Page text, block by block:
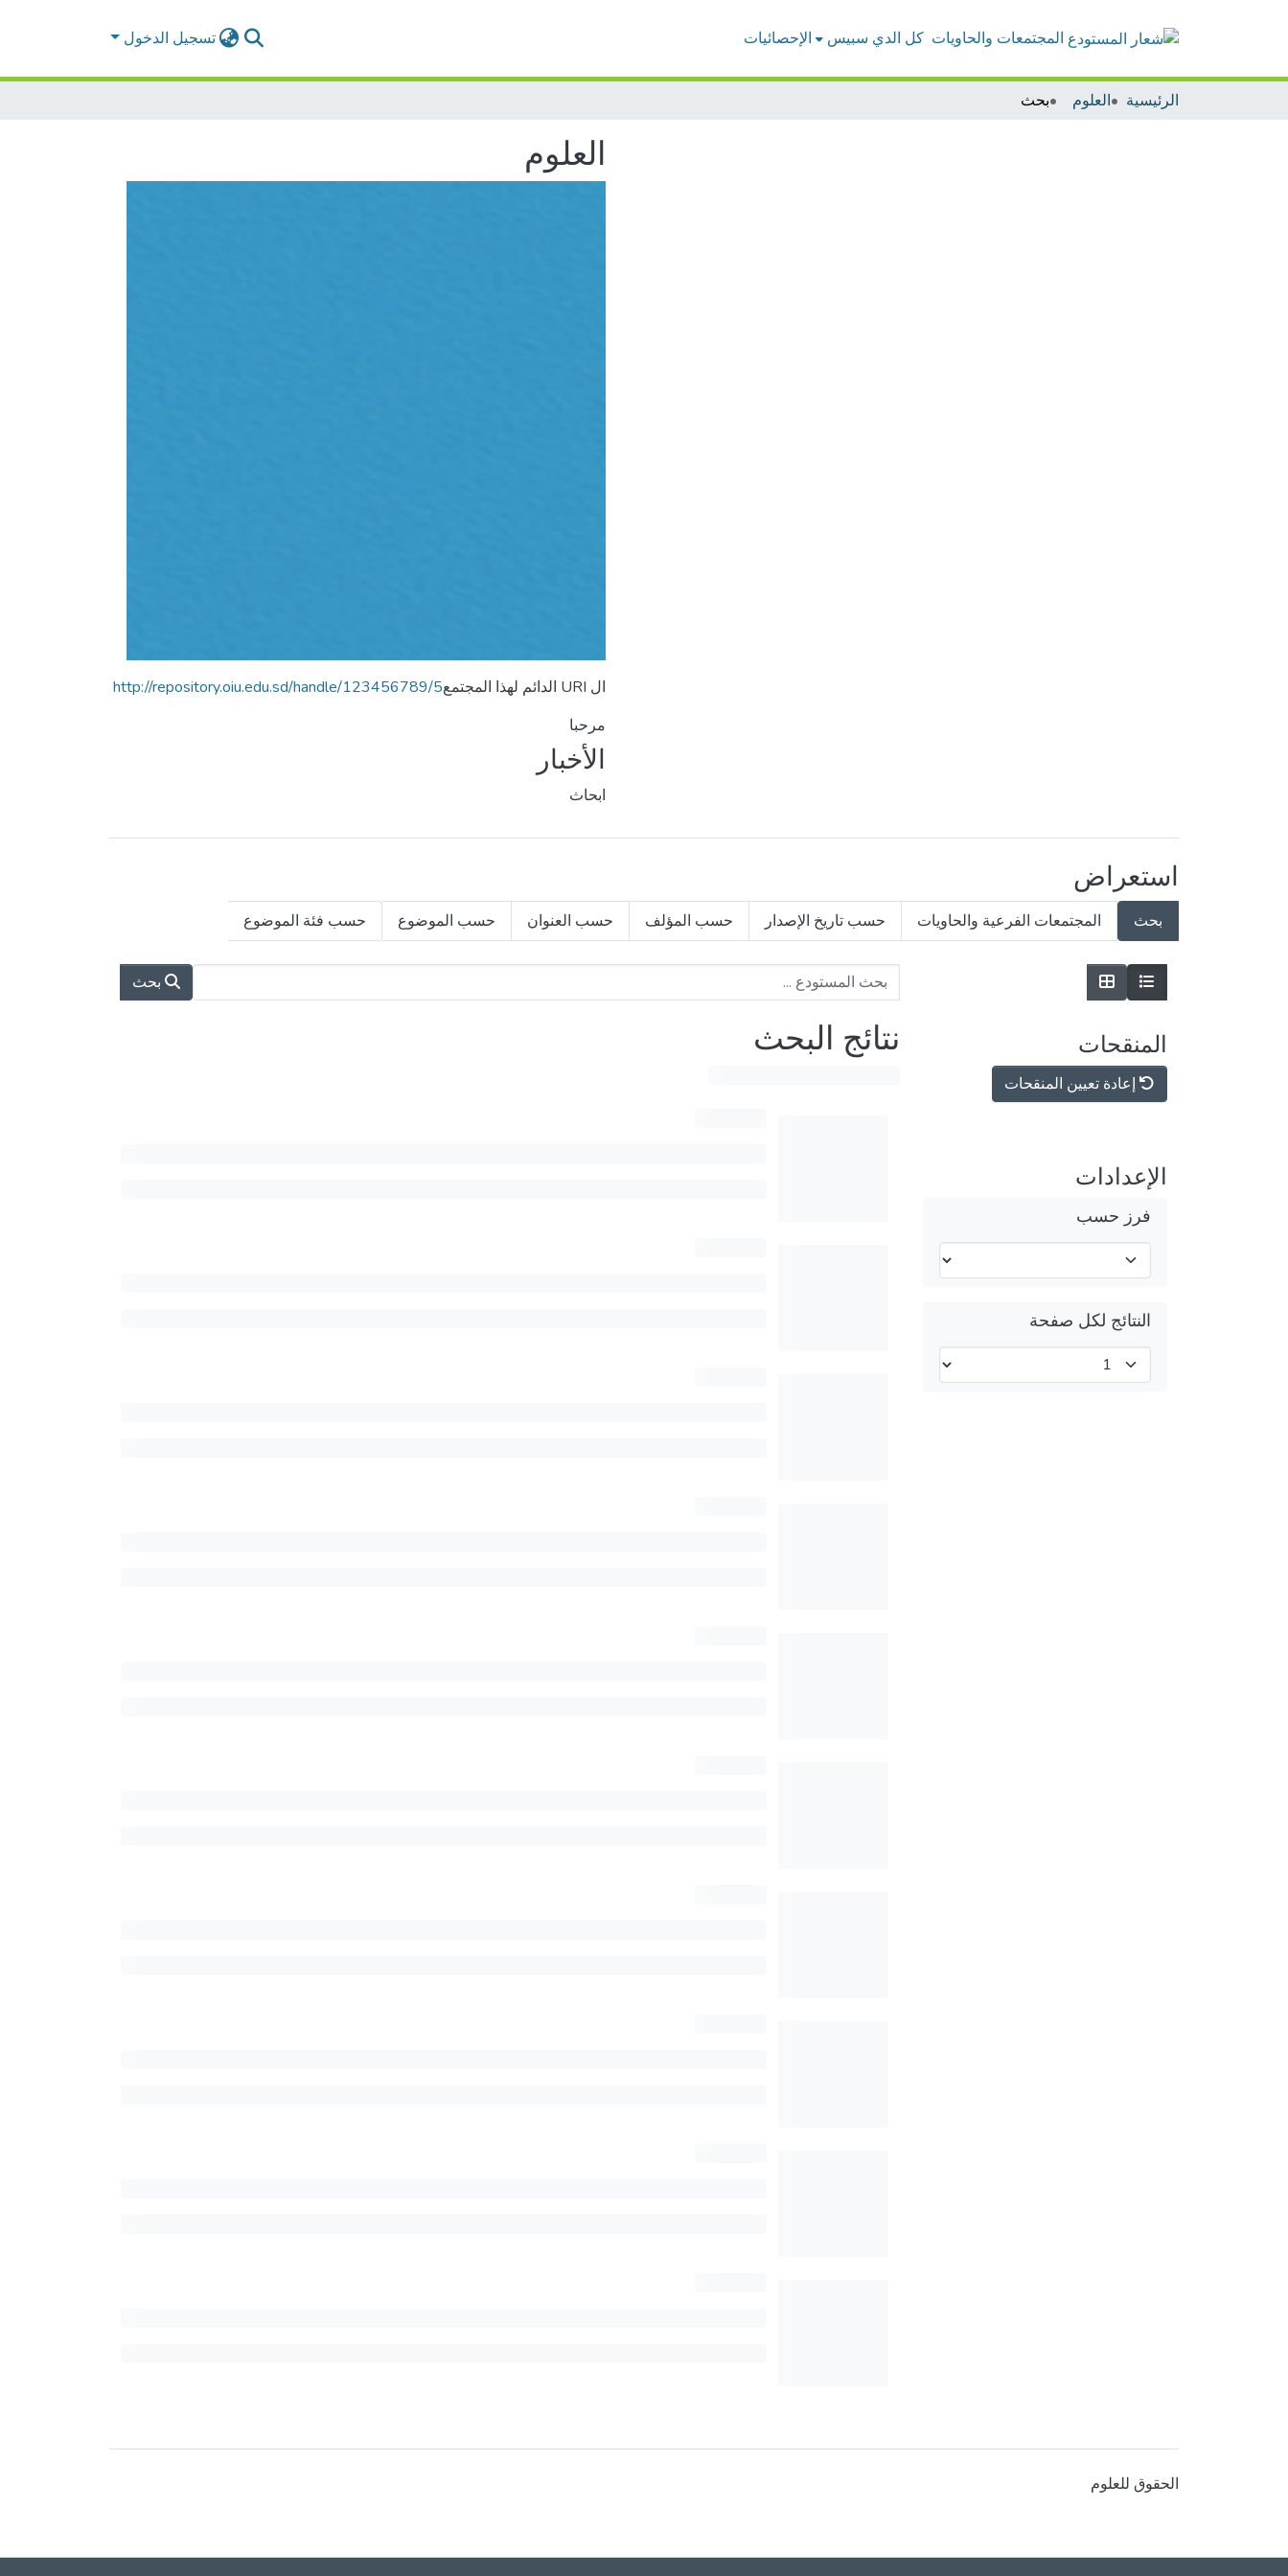
المجتمعات والحاويات كل الدي سبيس الإحصائيات تسجيل الدخول
الرئيسية العلوم بحث
العلوم
ال URI الدائم لهذا المجتمع
http://repository.oiu.edu.sd/handle/123456789/5
مرحبا
الأخبار
ابحاث
استعراض
بحث المجتمعات الفرعية والحاويات حسب تاريخ الإصدار حسب المؤلف حسب العنوان حسب الموضوع حسب فئة الموضوع
المنقحات
إعادة تعيين المنقحات
الإعدادات
فرز حسب
النتائج لكل صفحة
بحث
نتائج البحث
الحقوق للعلوم